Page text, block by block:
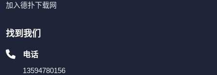
加入德扑下载网
找到我们
电话
13594780156